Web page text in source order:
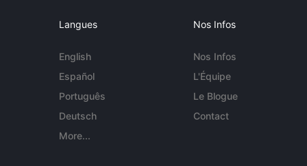
Langues
English
Español
Português
Deutsch
More...
Nos Infos
Nos Infos
L'Équipe
Le Blogue
Contact